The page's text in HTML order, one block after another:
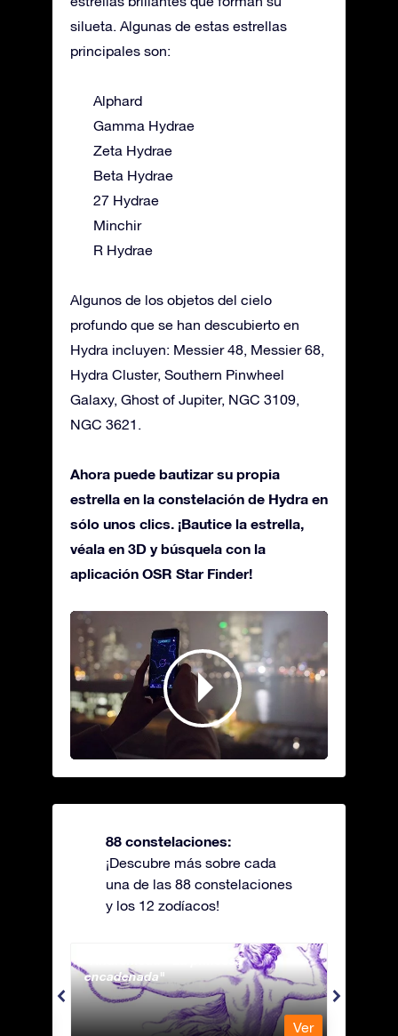
silueta. Algunas de estas estrellas
principales son:
Alphard
Gamma Hydrae
Zeta Hydrae
Beta Hydrae
27 Hydrae
Minchir
R Hydrae
Algunos de los objetos del cielo
profundo que se han descubierto en
Hydra incluyen: Messier 48, Messier 68,
Hydra Cluster, Southern Pinwheel
Galaxy, Ghost of Jupiter, NGC 3109,
NGC 3621.
Ahora puede bautizar su propia
estrella en la constelación de Hydra en
sólo unos clics. ¡Bautice la estrella,
véala en 3D y búsquela con la
aplicación OSR Star Finder!
88 constelaciones:
¡Descubre más sobre cada
una de las 88 constelaciones
y los 12 zodíacos!
Andromeda - La princesa
encadenada
Ver